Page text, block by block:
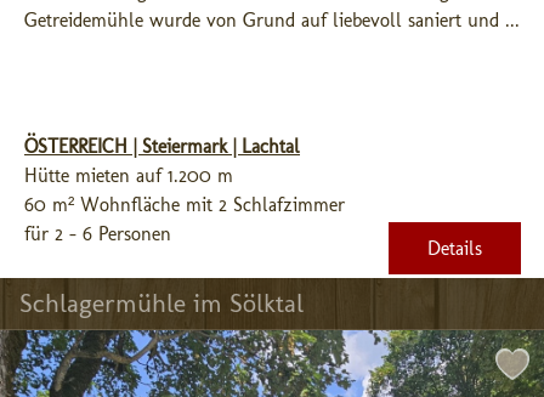
Getreidemühle wurde von Grund auf liebevoll saniert und ...
ÖSTERREICH | Steiermark | Lachtal
Hütte mieten auf 1.200 m
60 m² Wohnfläche mit 2 Schlafzimmer
für 2 - 6 Personen
Details
Schlagermühle im Sölktal